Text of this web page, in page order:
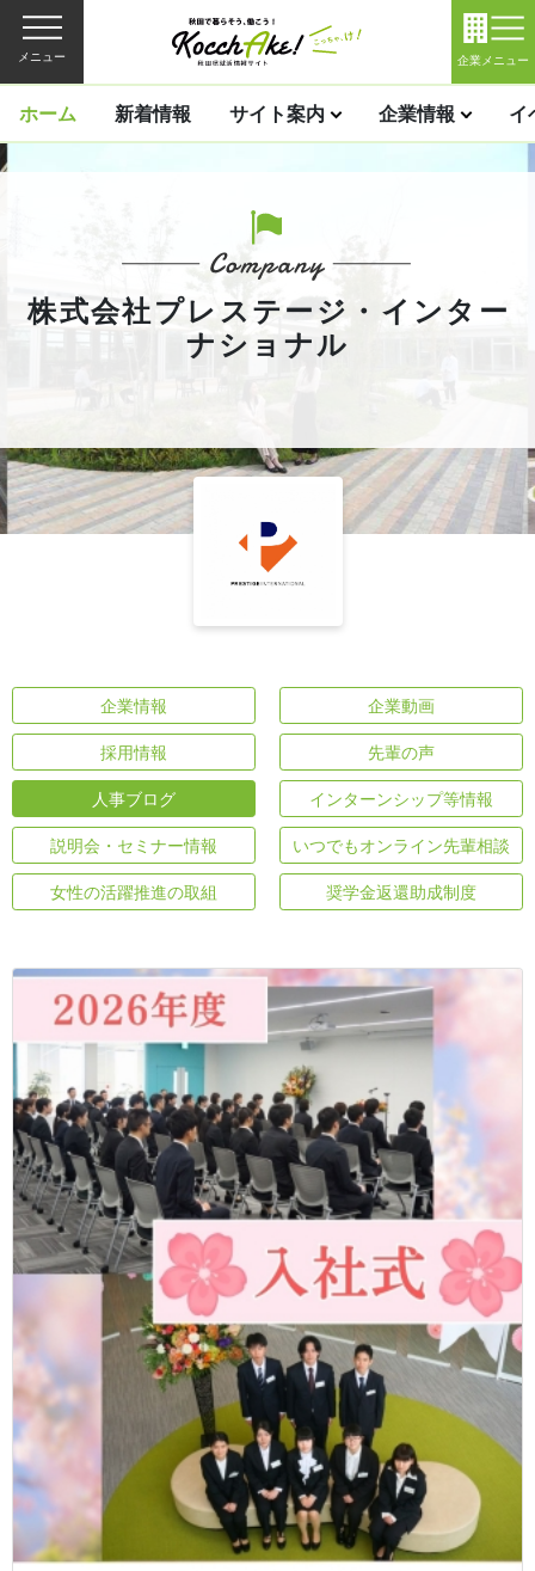
メニュー 企業メニュー
ホーム 新着情報 サイト案内 企業情報 イ
株式会社プレステージ・インター
ナショナル
企業情報 企業動画
採用情報 先輩の声
人事ブログ インターンシップ等情報
説明会・セミナー情報 いつでもオンライン先輩相談
女性の活躍推進の取組 奨学金返還助成制度